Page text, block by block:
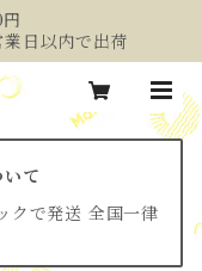
日以内で出荷
て
クで発送 全国一律